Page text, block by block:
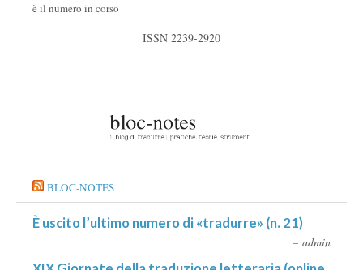
è il numero in corso
ISSN 2239-2920
BLOC-NOTES
È uscito l’ultimo numero di «tradurre» (n. 21)
admin